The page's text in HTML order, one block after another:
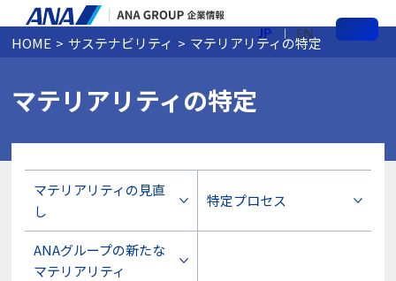
JP EN
HOME サステナビリティ マテリアリティの特定
マテリアリティの特定
マテリアリティの見直
し
特定プロセス
ANAグループの新たな
マテリアリティ